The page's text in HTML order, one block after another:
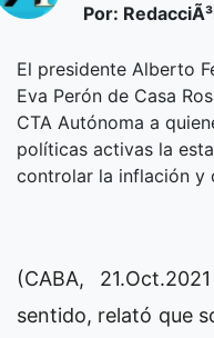
Por:
El presidente Alberto
Eva Perón de Casa
CTA Autónoma a
políticas activas la
controlar la inflación y
(CABA,
sentido, relató que